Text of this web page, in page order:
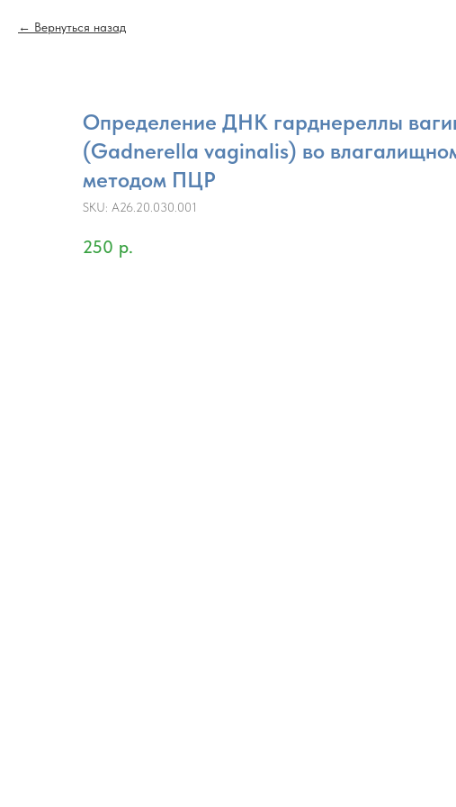
Вернуться назад
Определение ДНК гарднереллы
(Gadnerella vaginalis) во
методом ПЦР
SKU: A26.20.030.001
250 р.